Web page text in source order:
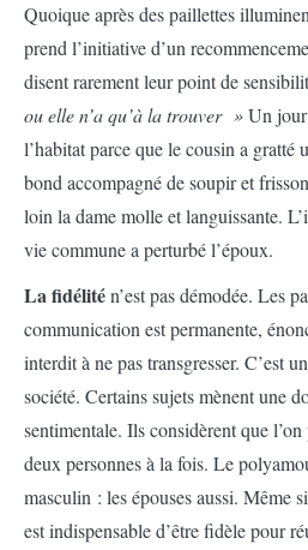
Quoique après des paillettes
prend l’initiative d’un
disent rarement leur point de
ou elle n’a qu’à la trouver »Un jour
l’habitat parce que le cousin a gratté
bond accompagné de soupir et
loin la dame molle et languissante.
vie commune a perturbé l’époux.
La fidélitén’est pas démodée. Les
communication est permanente,
interdit à ne pas transgresser. C’est
société. Certains sujets mènent une
sentimentale. Ils considèrent que
deux personnes à la fois. Le
masculin : les épouses aussi. Même
est indispensable d’être fidèle pour